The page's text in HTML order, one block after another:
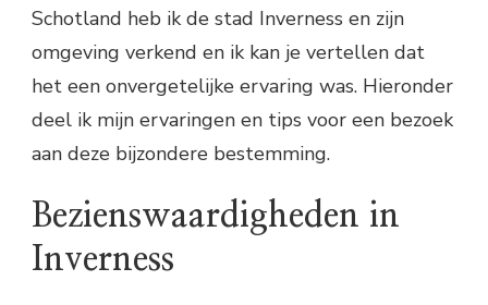
Schotland heb ik de stad Inverness en zijn
omgeving verkend en ik kan je vertellen dat
het een onvergetelijke ervaring was. Hieronder
deel ik mijn ervaringen en tips voor een bezoek
aan deze bijzondere bestemming.
Bezienswaardigheden in
Inverness